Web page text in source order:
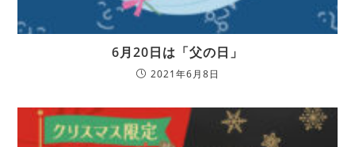
6月20日は「父の日」
2021年6月8日